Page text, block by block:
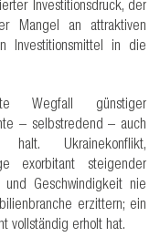
Investitionsdruck, der
Mangel an attraktiven
Investitionsmittel in die
Wegfall günstiger
– selbstredend – auch
Ukrainekonflikt,
exorbitant steigender
Geschwindigkeit nie
erzittern; ein
vollständig erholt hat.